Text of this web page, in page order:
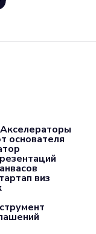
основателя
виз